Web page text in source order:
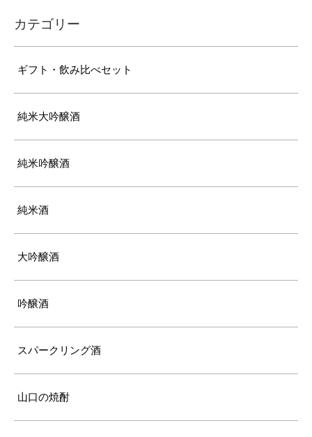
カテゴリー
ギフト・飲み比べセット
純米大吟醸酒
純米吟醸酒
純米酒
大吟醸酒
吟醸酒
スパークリング酒
山口の焼酎